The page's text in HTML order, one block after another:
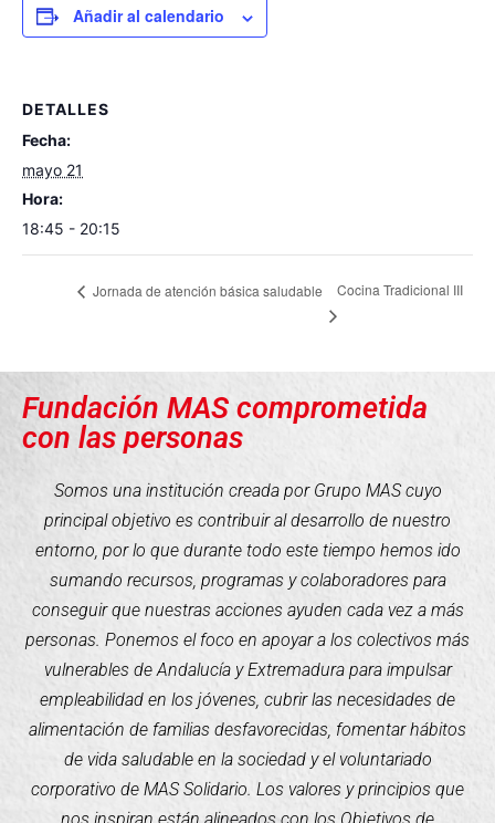
Añadir al calendario
DETALLES
Fecha:
mayo 21
Hora:
18:45 - 20:15
Jornada de atención básica saludable Cocina Tradicional III
Fundación MAS comprometida
con las personas
Somos una institución creada por Grupo MAS cuyo
principal objetivo es contribuir al desarrollo de nuestro
entorno, por lo que durante todo este tiempo hemos ido
sumando recursos, programas y colaboradores para
conseguir que nuestras acciones ayuden cada vez a más
personas. Ponemos el foco en apoyar a los colectivos más
vulnerables de Andalucía y Extremadura para impulsar
empleabilidad en los jóvenes, cubrir las necesidades de
alimentación de familias desfavorecidas, fomentar hábitos
de vida saludable en la sociedad y el voluntariado
corporativo de MAS Solidario. Los valores y principios que